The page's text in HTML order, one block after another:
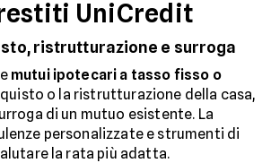
UniCredit
ristrutturazione e surroga
mutui ipotecari a tasso fisso o
o la ristrutturazione della casa,
di un mutuo esistente. La
personalizzate e strumenti di
la rata più adatta.